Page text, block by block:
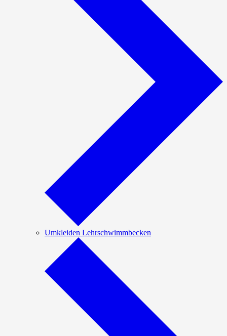
Umkleiden Lehrschwimmbecken